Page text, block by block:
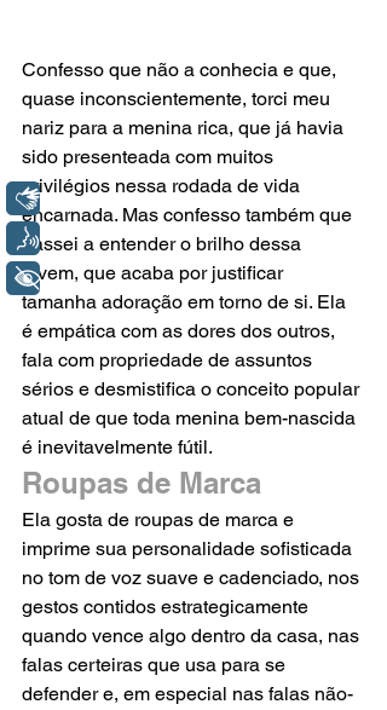
Confesso que não a conhecia e que,
quase inconscientemente, torci meu
nariz para a menina rica, que já havia
sido presenteada com muitos
privilégios nessa rodada de vida
encarnada. Mas confesso também que
passei a entender o brilho dessa
jovem, que acaba por justificar
tamanha adoração em torno de si. Ela
é empática com as dores dos outros,
fala com propriedade de assuntos
sérios e desmistifica o conceito popular
atual de que toda menina bem-nascida
é inevitavelmente fútil.
Roupas de Marca
Ela gosta de roupas de marca e
imprime sua personalidade sofisticada
no tom de voz suave e cadenciado, nos
gestos contidos estrategicamente
quando vence algo dentro da casa, nas
falas certeiras que usa para se
defender e, em especial nas falas não-
Libras
Voz
+ Acessibilidade